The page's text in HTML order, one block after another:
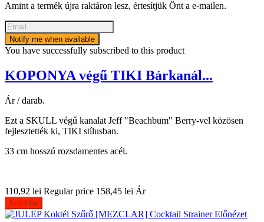
Amint a termék újra raktáron lesz, értesítjük Önt a e-mailen.
Notify me when available
You have successfully subscribed to this product
KOPONYA végű TIKI Bárkanál...
Ár / darab.
Ezt a SKULL végű kanalat Jeff "Beachbum" Berry-vel közösen
fejlesztették ki, TIKI stílusban.
33 cm hosszú rozsdamentes acél.
110,92 lei Regular price 158,45 lei Ár
Kosárba
Előnézet